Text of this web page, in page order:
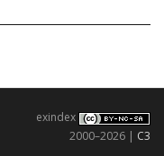
exindex
2000–2026 | C3